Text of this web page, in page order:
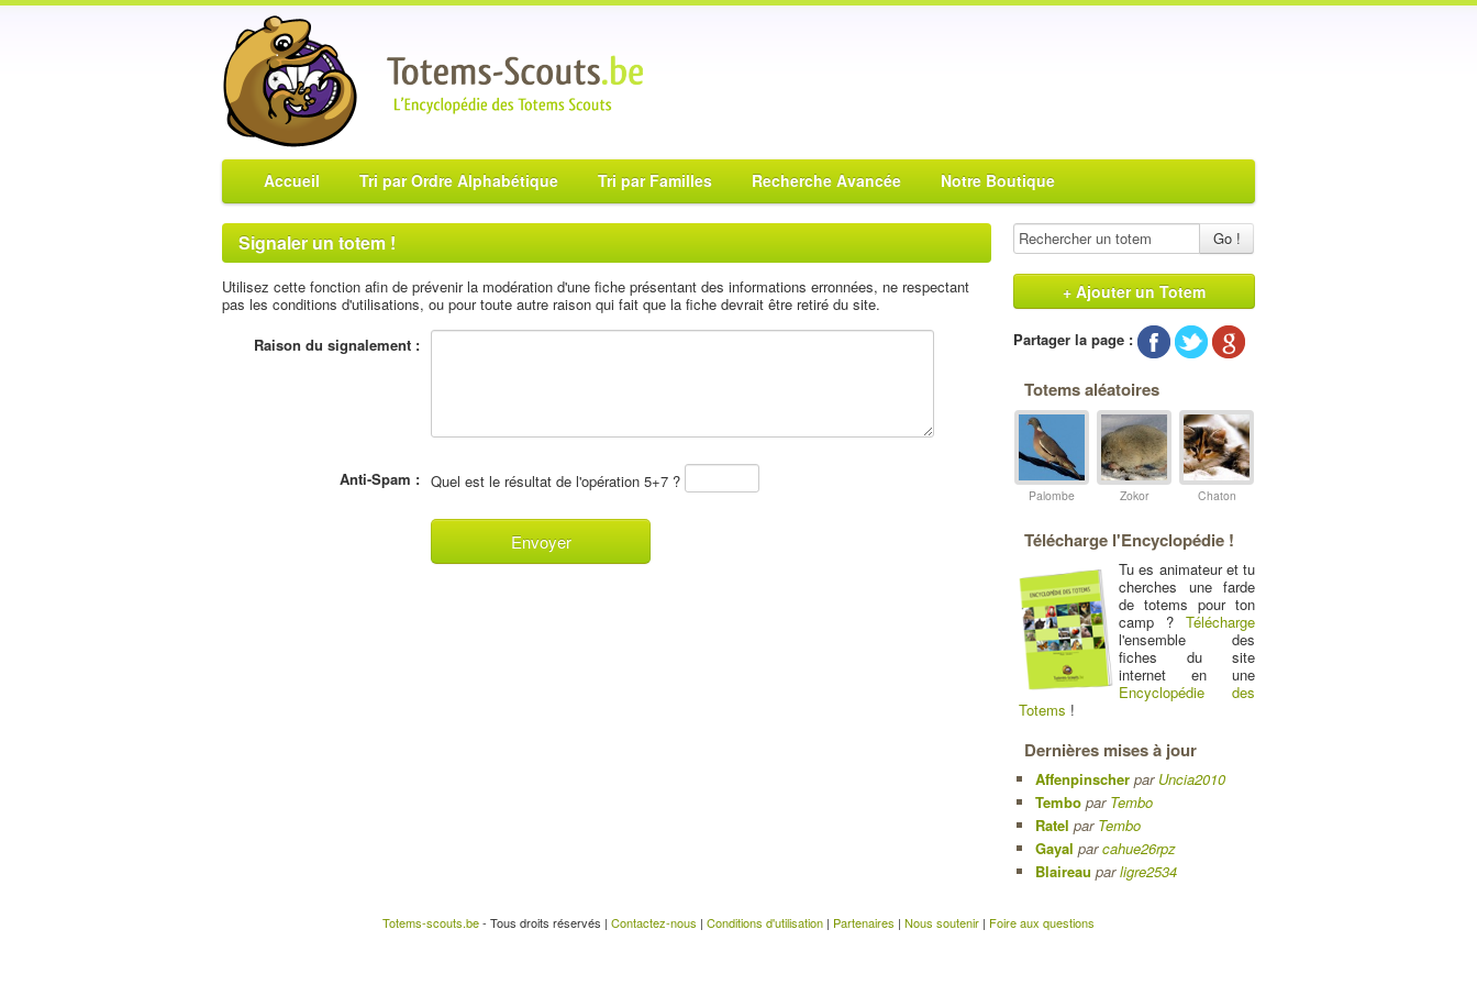
Accueil Tri par Ordre Alphabétique Tri par Familles Recherche Avancée Notre Boutique
Signaler un totem !
Utilisez cette fonction afin de prévenir la modération d'une fiche présentant des informations erronnées, ne respectant
pas les conditions d'utilisations, ou pour toute autre raison qui fait que la fiche devrait être retiré du site.
Raison du signalement :
Anti-Spam : Quel est le résultat de l'opération 5+7 ?
Go !
+ Ajouter un Totem
Partager la page :
Totems aléatoires
Palombe Zokor Chaton
Télécharge l'Encyclopédie !
Tu es animateur et tu
cherches une farde
de totems pour ton
camp ? Télécharge
l'ensemble des
fiches du site
internet en une
Encyclopédie des
Totems !
Dernières mises à jour
Affenpinscher par Uncia2010
Tembo par Tembo
Ratel par Tembo
Gayal parcahue26rpz
Blaireau parligre2534
Totems-scouts.be- Tous droits réservés | Contactez-nous | Conditions d'utilisation | Partenaires | Nous soutenir | Foire aux questions